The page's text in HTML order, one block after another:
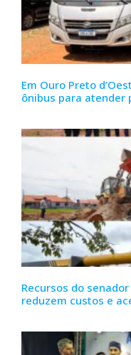
Em Ouro Preto
ônibus para atender
Recursos do
reduzem custos e